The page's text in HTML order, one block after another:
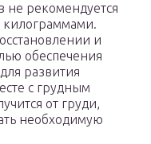
не рекомендуется
килограммами.
и
обеспечения
развития
с грудным
от груди,
необходимую